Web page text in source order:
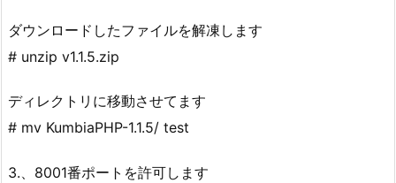
ダウンロードしたファイルを解凍します
# unzip v1.1.5.zip
ディレクトリに移動させてます
# mv KumbiaPHP-1.1.5/ test
3.、8001番ポートを許可します